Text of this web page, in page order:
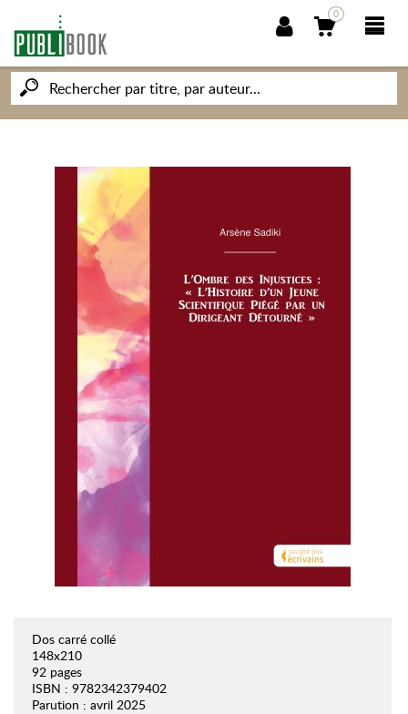
0
NOUVEAUTÉS
PUBLIBOOK
SOCIÉTÉ DES ÉCRIVAINS
CONNAISSANCES ET SAVOIRS
MON PETIT ÉDITEUR
Dos carré collé
148x210
92 pages
ISBN : 9782342379402
Parution : avril 2025